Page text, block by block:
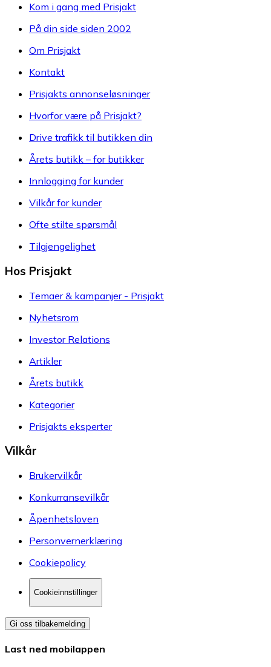
Kom i gang med Prisjakt
På din side siden 2002
Om Prisjakt
Kontakt
Prisjakts annonseløsninger
Hvorfor være på Prisjakt?
Drive trafikk til butikken din
Årets butikk – for butikker
Innlogging for kunder
Vilkår for kunder
Ofte stilte spørsmål
Tilgjengelighet
Hos Prisjakt
Temaer & kampanjer - Prisjakt
Nyhetsrom
Investor Relations
Artikler
Årets butikk
Kategorier
Prisjakts eksperter
Vilkår
Brukervilkår
Konkurransevilkår
Åpenhetsloven
Personvernerklæring
Cookiepolicy
Cookieinnstillinger
Gi oss tilbakemelding
Last ned mobilappen